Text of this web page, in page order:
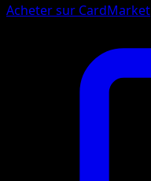
Acheter sur CardMarket